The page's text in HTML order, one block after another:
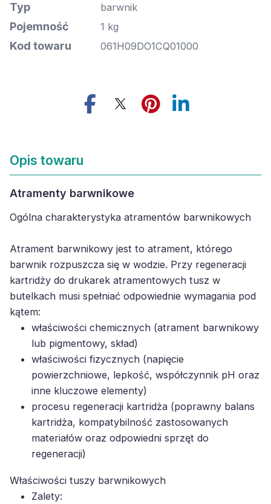
Typ barwnik
Pojemność 1 kg
Kod towaru 061H09DO1CQ01000
Opis towaru
Atramenty barwnikowe
Ogólna charakterystyka atramentów barwnikowych
Atrament barwnikowy jest to atrament, którego
barwnik rozpuszcza się w wodzie. Przy regeneracji
kartridży do drukarek atramentowych tusz w
butelkach musi spełniać odpowiednie wymagania pod
kątem:
właściwości chemicznych (atrament barwnikowy
lub pigmentowy, skład)
właściwości fizycznych (napięcie
powierzchniowe, lepkość, współczynnik pH oraz
inne kluczowe elementy)
procesu regeneracji kartridża (poprawny balans
kartridża, kompatybilność zastosowanych
materiałów oraz odpowiedni sprzęt do
regeneracji)
Właściwości tuszy barwnikowych
Zalety: